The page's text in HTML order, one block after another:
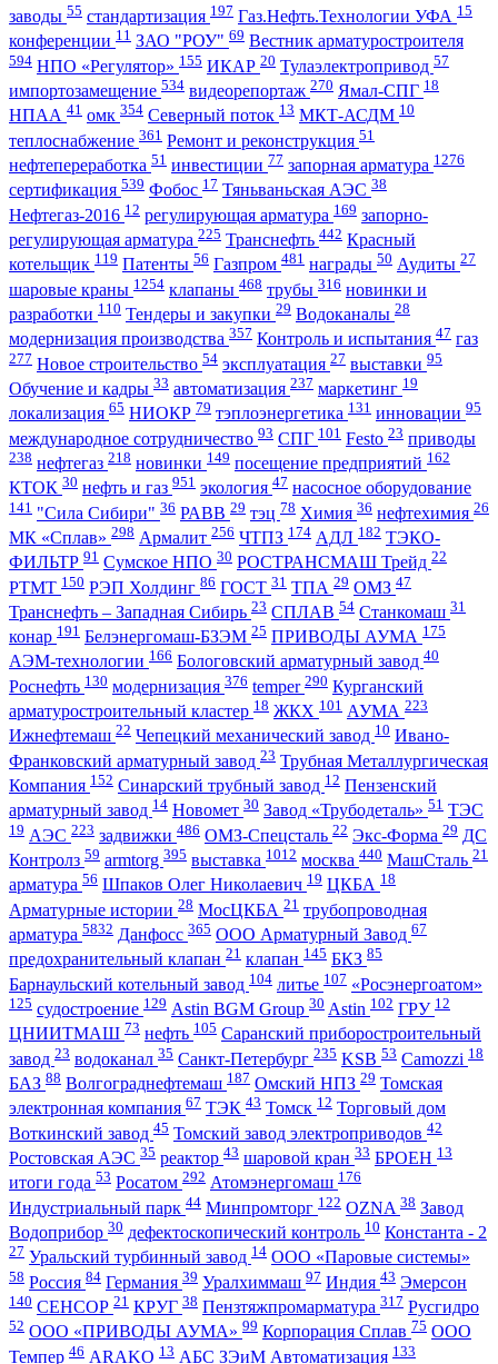
заводы 55 стандартизация 197 Газ.Нефть.Технологии УФА 15
конференции 11 ЗАО "РОУ" 69 Вестник арматуростроителя
594 НПО «Регулятор» 155 ИКАР 20 Тулаэлектропривод 57
импортозамещение 534 видеорепортаж 270 Ямал-СПГ 18
НПАА 41 омк 354 Северный поток 13 МКТ-АСДМ 10
теплоснабжение 361 Ремонт и реконструкция 51
нефтепереработка 51 инвестиции 77 запорная арматура 1276
сертификация 539 Фобос 17 Тяньваньская АЭС 38
Нефтегаз-2016 12 регулирующая арматура 169 запорно-
регулирующая арматура 225 Транснефть 442 Красный
котельщик 119 Патенты 56 Газпром 481 награды 50 Аудиты 27
шаровые краны 1254 клапаны 468 трубы 316 новинки и
разработки 110 Тендеры и закупки 29 Водоканалы 28
модернизация производства 357 Контроль и испытания 47 газ
277 Новое строительство 54 эксплуатация 27 выставки 95
Обучение и кадры 33 автоматизация 237 маркетинг 19
локализация 65 НИОКР 79 тэплоэнергетика 131 инновации 95
международное сотрудничество 93 СПГ 101 Festo 23 приводы
238 нефтегаз 218 новинки 149 посещение предприятий 162
КТОК 30 нефть и газ 951 экология 47 насосное оборудование
141 "Сила Сибири" 36 РАВВ 29 тэц 78 Химия 36 нефтехимия 26
МК «Сплав» 298 Армалит 256 ЧТПЗ 174 АДЛ 182 ТЭКО-
ФИЛЬТР 91 Сумское НПО 30 РОСТРАНСМАШ Трейд 22
РТМТ 150 РЭП Холдинг 86 ГОСТ 31 ТПА 29 ОМЗ 47
Транснефть – Западная Сибирь 23 СПЛАВ 54 Станкомаш 31
конар 191 Белэнергомаш-БЗЭМ 25 ПРИВОДЫ АУМА 175
АЭМ-технологии 166 Бологовский арматурный завод 40
Роснефть 130 модернизация 376 temper 290 Курганский
арматуростроительный кластер 18 ЖКХ 101 АУМА 223
Ижнефтемаш 22 Чепецкий механический завод 10 Ивано-
Франковский арматурный завод 23 Трубная Металлургическая
Компания 152 Синарский трубный завод 12 Пензенский
арматурный завод 14 Новомет 30 Завод «Трубодеталь» 51 ТЭС
19 АЭС 223 задвижки 486 ОМЗ-Спецсталь 22 Экс-Форма 29 ДС
Контролз 59 armtorg 395 выставка 1012 москва 440 МашСталь 21
арматура 56 Шпаков Олег Николаевич 19 ЦКБА 18
Арматурные истории 28 МосЦКБА 21 трубопроводная
арматура 5832 Данфосс 365 ООО Арматурный Завод 67
предохранительный клапан 21 клапан 145 БКЗ 85
Барнаульский котельный завод 104 литье 107 «Росэнергоатом»
125 судостроение 129 Astin BGM Group 30 Astin 102 ГРУ 12
ЦНИИТМАШ 73 нефть 105 Саранский приборостроительный
завод 23 водоканал 35 Санкт-Петербург 235 KSB 53 Camozzi 18
БАЗ 88 Волгограднефтемаш 187 Омский НПЗ 29 Томская
электронная компания 67 ТЭК 43 Томск 12 Торговый дом
Воткинский завод 45 Томский завод электроприводов 42
Ростовская АЭС 35 реактор 43 шаровой кран 33 БРОЕН 13
итоги года 53 Росатом 292 Атомэнергомаш 176
Индустриальный парк 44 Минпромторг 122 OZNA 38 Завод
Водоприбор 30 дефектоскопический контроль 10 Константа - 2
27 Уральский турбинный завод 14 ООО «Паровые системы»
58 Россия 84 Германия 39 Уралхиммаш 97 Индия 43 Эмерсон
140 СЕНСОР 21 КРУГ 38 Пензтяжпромарматура 317 Русгидро
52 ООО «ПРИВОДЫ АУМА» 99 Корпорация Сплав 75 ООО
Темпер 46 ARAKO 13 АБС ЗЭиМ Автоматизация 133